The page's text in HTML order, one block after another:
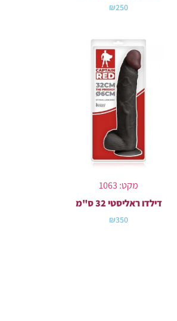
₪250
מקט: 1063
דילדו ראליסטי 32 ס"מ
₪350